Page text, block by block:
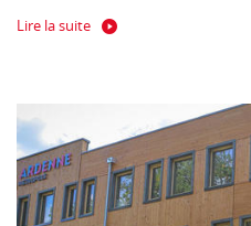
Lire la suite